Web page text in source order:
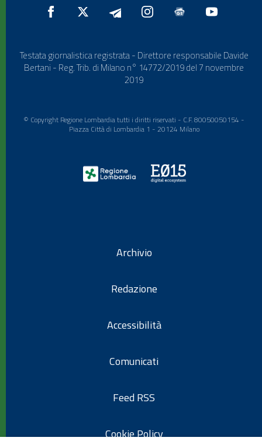
Testata giornalistica registrata - Direttore responsabile Davide
Bertani - Reg. Trib. di Milano n° 14772/2019 del 7 novembre
2019
© Copyright Regione Lombardia tutti i diritti riservati - C.F. 80050050154 -
Piazza Città di Lombardia 1 - 20124 Milano
Archivio
Redazione
Accessibilità
Comunicati
Feed RSS
Cookie Policy